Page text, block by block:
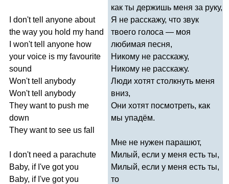
don't tell anyone about
the way you hold my hand
won't tell anyone how
your voice is my favourite
sound
Won't tell
anybody
Won't tell
anybody
They want to push me
down
They want to see us fall
don't need a parachute
Baby, if I've got you
Baby, if I've got you
как ты держишь меня за руку,
Я не расскажу, что звук
твоего голоса — моя
любимая песня,
Никому не расскажу,
Никому не расскажу.
Люди хотят столкнуть меня
вниз,
Они хотят посмотреть, как
мы упадём.
Мне не нужен парашют,
Милый, если у меня есть ты,
Милый, если у меня есть ты,
то